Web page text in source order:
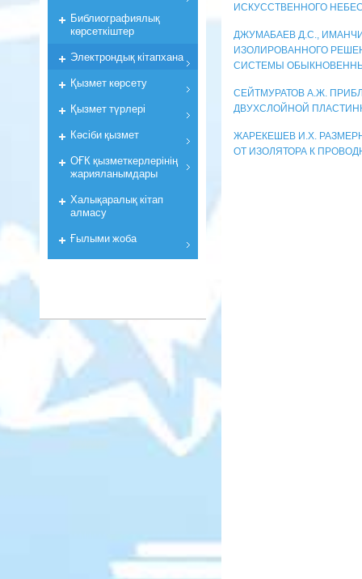
ИСКУССТВЕННОГО
ДЖУМАБАЕВ Д.С.,
ИЗОЛИРОВАННОГО
СИСТЕМЫ
СЕЙТМУРАТОВ А.Ж.
ДВУХСЛОЙНОЙ
ЖАРЕКЕШЕВ И.Х.
ОТ ИЗОЛЯТОРА К
Библиографиялық
көрсеткiштер
Электрондық кiтапхана
Қызмет көрсету
Қызмет түрлері
Кәсіби қызмет
ОҒК қызметкерлерiнiң
жарияланымдары
Халықаралық кітап
алмасу
Ғылыми жоба